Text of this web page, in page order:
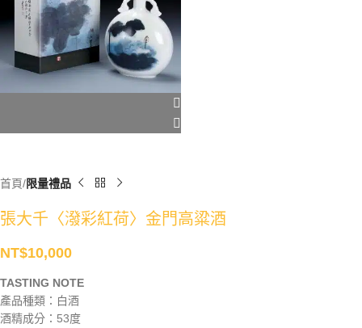
首頁 限量禮品
張大千〈潑彩紅荷〉金門高粱酒
NT$10,000
TASTING NOTE
產品種類：白酒
酒精成分：53度